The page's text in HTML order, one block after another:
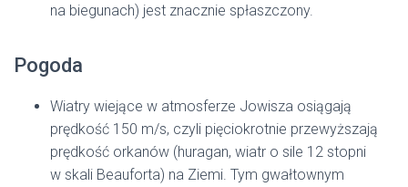
na biegunach) jest znacznie spłaszczony.
Pogoda
Wiatry wiejące w atmosferze Jowisza osiągają
prędkość 150 m/s, czyli pięciokrotnie przewyższają
prędkość orkanów (huragan, wiatr o sile 12 stopni
w skali Beauforta) na Ziemi. Tym gwałtownym